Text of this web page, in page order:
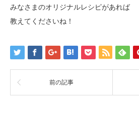
みなさまのオリジナルレシピがあれば
教えてくださいね！
前の記事